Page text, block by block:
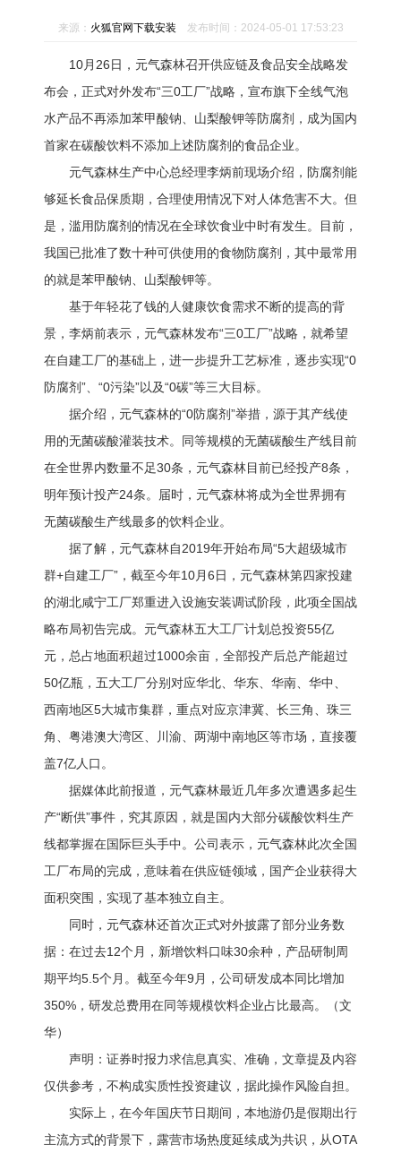
来源： 火狐官网下载安装 发布时间：2024-05-01 17:53:23
10月26日，元气森林召开供应链及食品安全战略发
布会，正式对外发布“三0工厂”战略，宣布旗下全线气泡
水产品不再添加苯甲酸钠、山梨酸钾等防腐剂，成为国内
首家在碳酸饮料不添加上述防腐剂的食品企业。
元气森林生产中心总经理李炳前现场介绍，防腐剂能
够延长食品保质期，合理使用情况下对人体危害不大。但
是，滥用防腐剂的情况在全球饮食业中时有发生。目前，
我国已批准了数十种可供使用的食物防腐剂，其中最常用
的就是苯甲酸钠、山梨酸钾等。
基于年轻花了钱的人健康饮食需求不断的提高的背
景，李炳前表示，元气森林发布“三0工厂”战略，就希望
在自建工厂的基础上，进一步提升工艺标准，逐步实现“0
防腐剂”、“0污染”以及“0碳”等三大目标。
据介绍，元气森林的“0防腐剂”举措，源于其产线使
用的无菌碳酸灌装技术。同等规模的无菌碳酸生产线目前
在全世界内数量不足30条，元气森林目前已经投产8条，
明年预计投产24条。届时，元气森林将成为全世界拥有
无菌碳酸生产线最多的饮料企业。
据了解，元气森林自2019年开始布局“5大超级城市
群+自建工厂”，截至今年10月6日，元气森林第四家投建
的湖北咸宁工厂郑重进入设施安装调试阶段，此项全国战
略布局初告完成。元气森林五大工厂计划总投资55亿
元，总占地面积超过1000余亩，全部投产后总产能超过
50亿瓶，五大工厂分别对应华北、华东、华南、华中、
西南地区5大城市集群，重点对应京津冀、长三角、珠三
角、粤港澳大湾区、川渝、两湖中南地区等市场，直接覆
盖7亿人口。
据媒体此前报道，元气森林最近几年多次遭遇多起生
产“断供”事件，究其原因，就是国内大部分碳酸饮料生产
线都掌握在国际巨头手中。公司表示，元气森林此次全国
工厂布局的完成，意味着在供应链领域，国产企业获得大
面积突围，实现了基本独立自主。
同时，元气森林还首次正式对外披露了部分业务数
据：在过去12个月，新增饮料口味30余种，产品研制周
期平均5.5个月。截至今年9月，公司研发成本同比增加
350%，研发总费用在同等规模饮料企业占比最高。（文
华）
声明：证券时报力求信息真实、准确，文章提及内容
仅供参考，不构成实质性投资建议，据此操作风险自担。
实际上，在今年国庆节日期间，本地游仍是假期出行
主流方式的背景下，露营市场热度延续成为共识，从OTA